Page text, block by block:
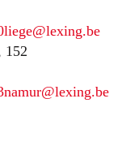
liege@lexing.be
152
namur@lexing.be